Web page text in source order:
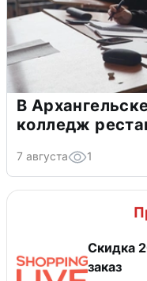
В
колледж
7 августа 1
Скидка
заказ